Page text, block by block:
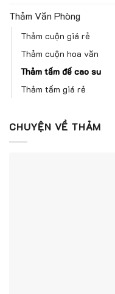
Thảm Văn Phòng
Thảm cuộn giá rẻ
Thảm cuộn hoa văn
Thảm tấm đế cao su
Thảm tấm giá rẻ
CHUYỆN VỀ THẢM